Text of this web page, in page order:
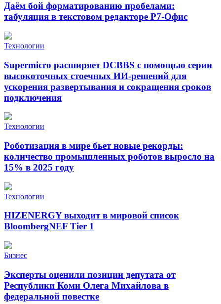
Даём бой форматированию пробелами:
табуляция в текстовом редакторе Р7-Офис
Технологии
Supermicro расширяет DCBBS с помощью серии
высокоточных стоечных ИИ-решений для
ускорения развертывания и сокращения сроков
подключения
Технологии
Роботизация в мире бьет новые рекорды:
количество промышленных роботов выросло на
15% в 2025 году
Технологии
HIZENERGY выходит в мировой список
BloombergNEF Tier 1
Бизнес
Эксперты оценили позиции депутата от
Республики Коми Олега Михайлова в
федеральной повестке